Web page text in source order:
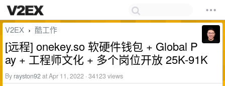
V2EX › 酷工作
[远程] onekey.so 软硬件钱包 + Global P
ay + 工程师文化 + 多个岗位开放 25K-91K
By rayston92at Apr 11, 2022 · 34123 views